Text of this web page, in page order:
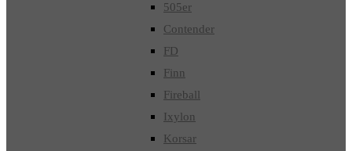
505er
Contender
FD
Finn
Fireball
Ixylon
Korsar